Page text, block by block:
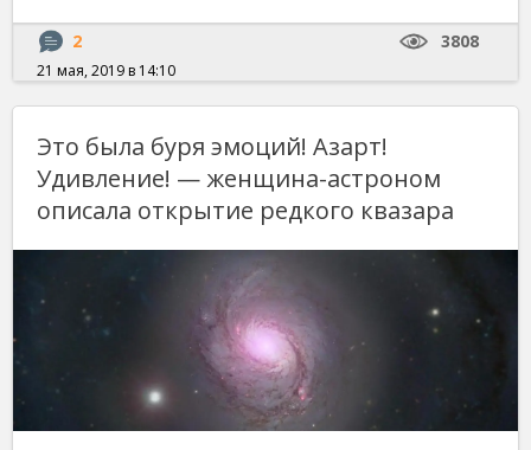
2 3808
21 мая, 2019 в 14:10
Это была буря эмоций! Азарт!
Удивление! — женщина-астроном
описала открытие редкого квазара